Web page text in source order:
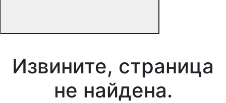
Извините, страница
не найдена.